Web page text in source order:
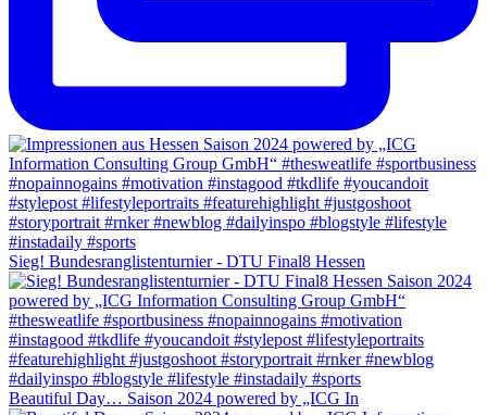
Sieg! Bundesranglistenturnier - DTU Final8 Hessen
Beautiful Day… Saison 2024 powered by „ICG In